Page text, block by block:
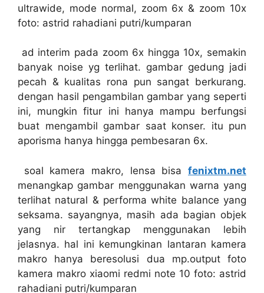
ultrawide, mode normal, zoom 6x & zoom 10x
foto: astrid rahadiani putri/kumparan
ad interim pada zoom 6x hingga 10x, semakin
banyak noise yg terlihat. gambar gedung jadi
pecah & kualitas rona pun sangat berkurang.
dengan hasil pengambilan gambar yang seperti
ini, mungkin fitur ini hanya mampu berfungsi
buat mengambil gambar saat konser. itu pun
aporisma hanya hingga pembesaran 6x.
soal kamera makro, lensa bisa fenixtm.net
menangkap gambar menggunakan warna yang
terlihat natural & performa white balance yang
seksama. sayangnya, masih ada bagian objek
yang nir tertangkap menggunakan lebih
jelasnya. hal ini kemungkinan lantaran kamera
makro hanya beresolusi dua mp.output foto
kamera makro xiaomi redmi note 10 foto: astrid
rahadiani putri/kumparan